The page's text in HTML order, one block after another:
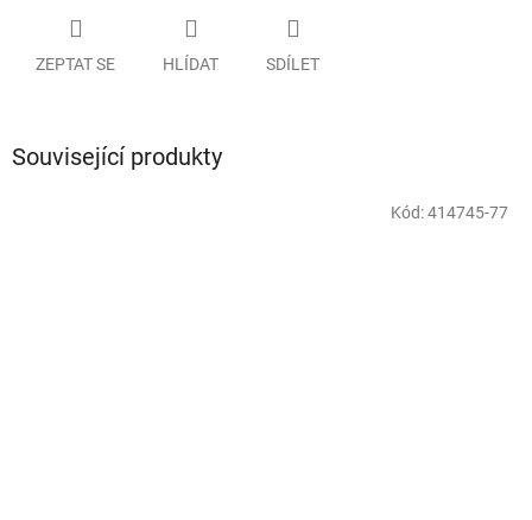
ZEPTAT SE HLÍDAT SDÍLET
Související produkty
Kód:414745-77